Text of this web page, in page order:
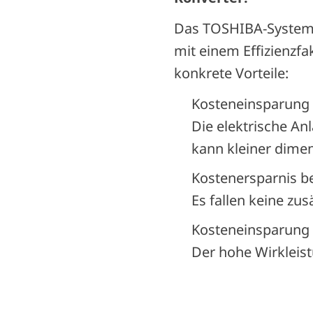
Das TOSHIBA-
mit einem
konkrete Vorteile:
Die elektrische
kann kleiner
Kostenersparnis
Es fallen keine
Der hohe